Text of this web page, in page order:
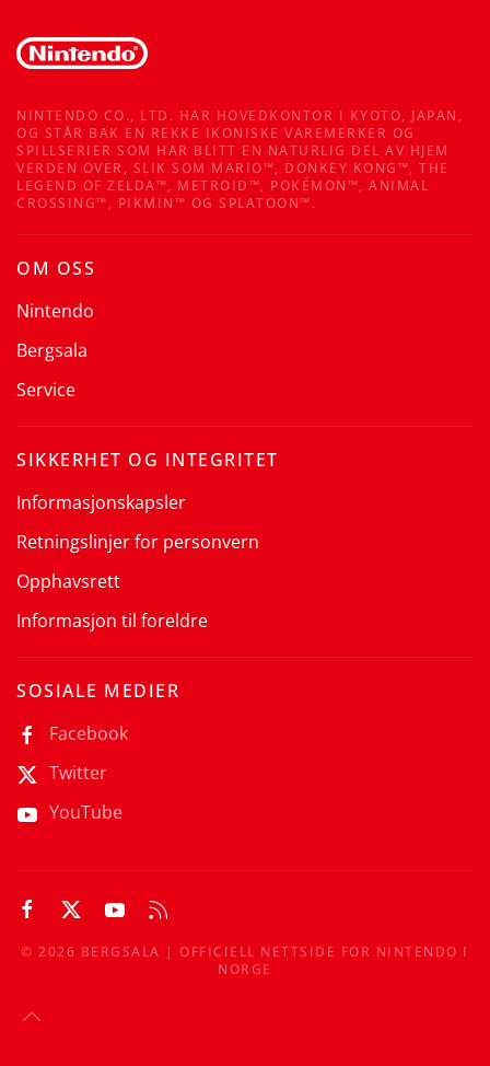
NINTENDO CO., LTD. HAR HOVEDKONTOR I KYOTO, JAPAN,
OG STÅR BAK EN REKKE IKONISKE VAREMERKER OG
SPILLSERIER SOM HAR BLITT EN NATURLIG DEL AV HJEM
VERDEN OVER, SLIK SOM MARIO™, DONKEY KONG™, THE
LEGEND OF ZELDA™, METROID™, POKÉMON™, ANIMAL
CROSSING™, PIKMIN™ OG SPLATOON™.
OM OSS
Nintendo
Bergsala
Service
SIKKERHET OG INTEGRITET
Informasjonskapsler
Retningslinjer for personvern
Opphavsrett
Informasjon til foreldre
SOSIALE MEDIER
Facebook
Twitter
YouTube
©2026 BERGSALA | OFFICIELL NETTSIDE FOR NINTENDO I
NORGE